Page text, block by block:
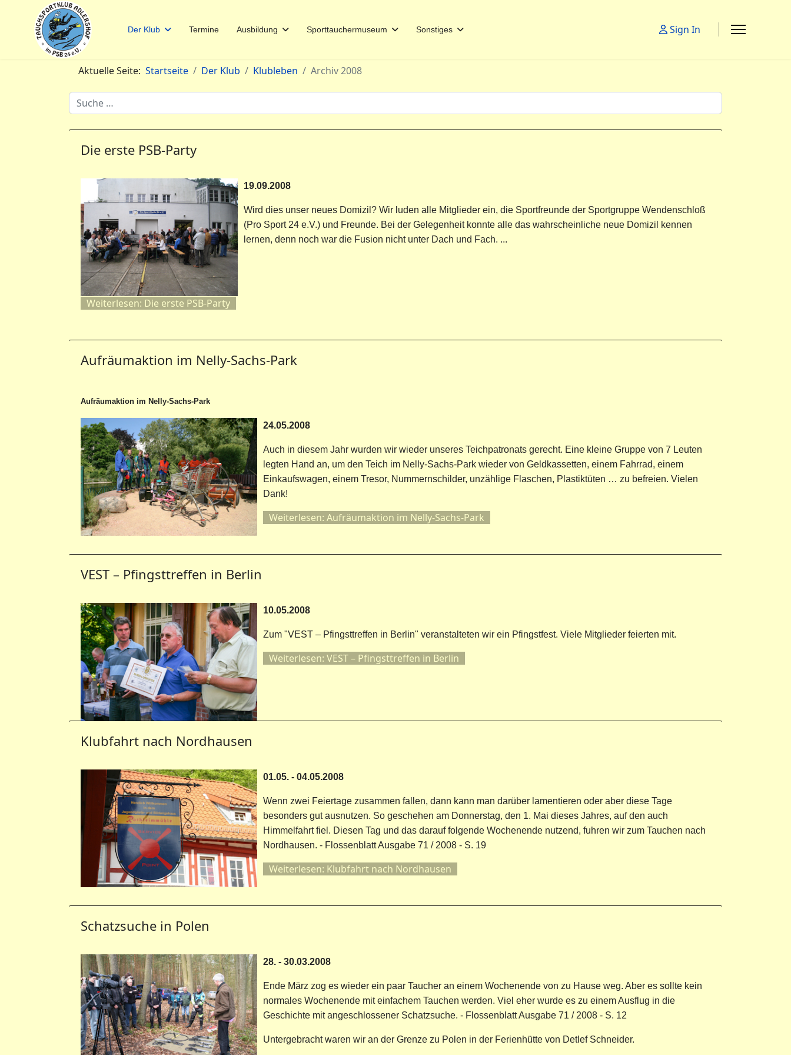
Der Klub Termine Ausbildung Sporttauchermuseum Sonstiges Sign In
Aktuelle Seite: Startseite Der Klub Klubleben Archiv 2008
Archivsuche
Die erste PSB-Party
19.09.2008
Wird dies unser neues Domizil? Wir luden alle Mitglieder ein, die Sportfreunde der Sportgruppe Wendenschloß
(Pro Sport 24 e.V.) und Freunde. Bei der Gelegenheit konnte alle das wahrscheinliche neue Domizil kennen
lernen, denn noch war die Fusion nicht unter Dach und Fach. ...
Weiterlesen: Die erste PSB-Party
Aufräumaktion im Nelly-Sachs-Park
Aufräumaktion im Nelly-Sachs-Park
24.05.2008
Auch in diesem Jahr wurden wir wieder unseres Teichpatronats gerecht. Eine kleine Gruppe von 7 Leuten
legten Hand an, um den Teich im Nelly-Sachs-Park wieder von Geldkassetten, einem Fahrrad, einem
Einkaufswagen, einem Tresor, Nummernschilder, unzählige Flaschen, Plastiktüten … zu befreien. Vielen
Dank!
Weiterlesen: Aufräumaktion im Nelly-Sachs-Park
VEST – Pfingsttreffen in Berlin
10.05.2008
Zum "VEST – Pfingsttreffen in Berlin" veranstalteten wir ein Pfingstfest. Viele Mitglieder feierten mit.
Weiterlesen: VEST – Pfingsttreffen in Berlin
Klubfahrt nach Nordhausen
01.05. - 04.05.2008
Wenn zwei Feiertage zusammen fallen, dann kann man darüber lamentieren oder aber diese Tage
besonders gut ausnutzen. So geschehen am Donnerstag, den 1. Mai dieses Jahres, auf den auch
Himmelfahrt fiel. Diesen Tag und das darauf folgende Wochenende nutzend, fuhren wir zum Tauchen nach
Nordhausen. - Flossenblatt Ausgabe 71 / 2008 - S. 19
Weiterlesen: Klubfahrt nach Nordhausen
Schatzsuche in Polen
28. - 30.03.2008
Ende März zog es wieder ein paar Taucher an einem Wochenende von zu Hause weg. Aber es sollte kein
normales Wochenende mit einfachem Tauchen werden. Viel eher wurde es zu einem Ausflug in die
Geschichte mit angeschlossener Schatzsuche. - Flossenblatt Ausgabe 71 / 2008 - S. 12
Untergebracht waren wir an der Grenze zu Polen in der Ferienhütte von Detlef Schneider.